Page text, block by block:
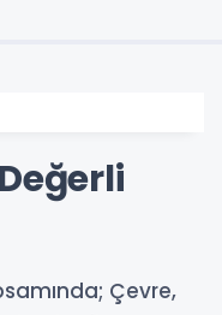
Çevre,